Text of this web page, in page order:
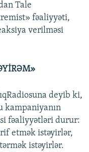
Tale
fəaliyyəti,
verilməsi
deyib ki,
kampaniyanın
fəaliyyətləri durur:
etmək istəyirlər,
istəyirlər.